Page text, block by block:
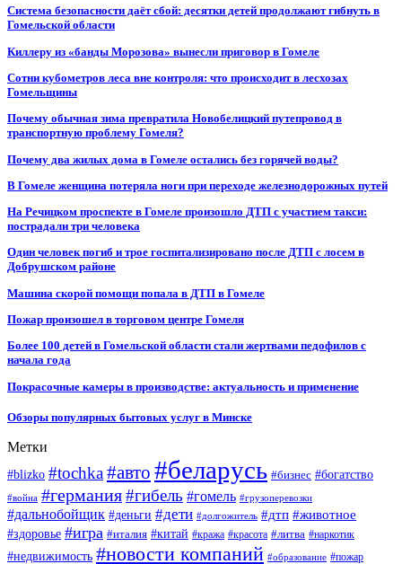
Система безопасности даёт сбой: десятки детей продолжают гибнуть в
Гомельской области
Киллеру из «банды Морозова» вынесли приговор в Гомеле
Сотни кубометров леса вне контроля: что происходит в лесхозах
Гомельщины
Почему обычная зима превратила Новобелицкий путепровод в
транспортную проблему Гомеля?
Почему два жилых дома в Гомеле остались без горячей воды?
В Гомеле женщина потеряла ноги при переходе железнодорожных путей
На Речицком проспекте в Гомеле произошло ДТП с участием такси:
пострадали три человека
Один человек погиб и трое госпитализировано после ДТП с лосем в
Добрушском районе
Машина скорой помощи попала в ДТП в Гомеле
Пожар произошел в торговом центре Гомеля
Более 100 детей в Гомельской области стали жертвами педофилов с
начала года
Покрасочные камеры в производстве: актуальность и применение
Обзоры популярных бытовых услуг в Минске
Метки
#blizko #tochka#авто #беларусь #бизнес #богатство
#война #германия#гибель #гомель #грузоперевозки
#дальнобойщик #деньги #дети #долгожитель #дтп #животное
#здоровье #игра #италия #китай #кража #красота #литва #наркотик
#недвижимость #новости компаний #образование #пожар